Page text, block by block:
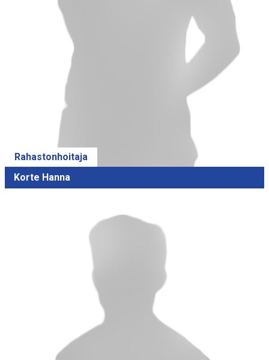
Rahastonhoitaja
Korte Hanna